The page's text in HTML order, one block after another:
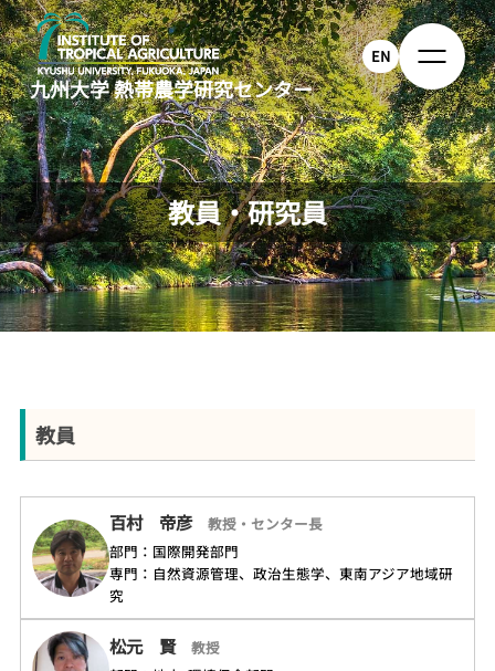
九州大学熱帯農学研究センター
EN
教員・研究員
教員
百村 帝彦
教授・センター長
部門：国際開発部門
専門：自然資源管理、政治生態学、東南アジア地域研
究
松元 賢
教授